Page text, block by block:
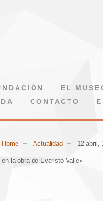
EL
CONTACTO
Home Actualidad 12 abril,
en la obra de Evaristo Valle»